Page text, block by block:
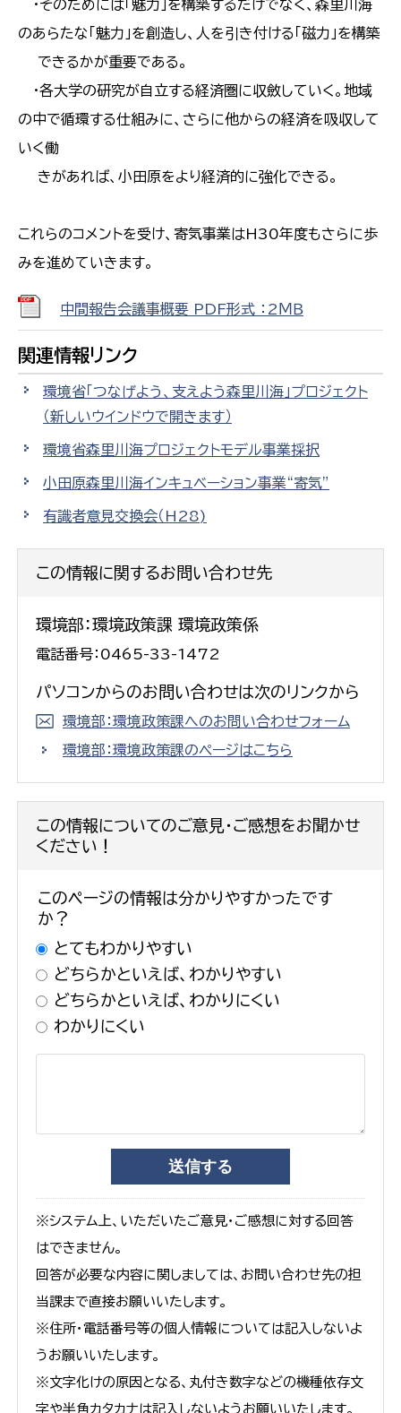
・そのためには「魅力」を構築するだけでなく、森里川海
のあらたな「魅力」を創造し、人を引き付ける「磁力」を構築
できるかが重要である。
・各大学の研究が自立する経済圏に収斂していく。地域
の中で循環する仕組みに、さらに他からの経済を吸収して
いく働
きがあれば、小田原をより経済的に強化できる。
これらのコメントを受け、寄気事業はH30年度もさらに歩
みを進めていきます。
中間報告会議事概要 PDF形式 ：2ＭＢ
関連情報リンク
環境省「つなげよう、支えよう森里川海」プロジェクト
（新しいウインドウで開きます）
環境省森里川海プロジェクトモデル事業採択
小田原森里川海インキュベーション事業“寄気”
有識者意見交換会（H28)
この情報に関するお問い合わせ先
環境部：環境政策課 環境政策係
電話番号：0465-33-1472
パソコンからのお問い合わせは次のリンクから
環境部：環境政策課へのお問い合わせフォーム
環境部：環境政策課のページはこちら
この情報についてのご意見・ご感想をお聞かせ
ください！
このページの情報は分かりやすかったです
か？
とてもわかりやすい
どちらかといえば、わかりやすい
どちらかといえば、わかりにくい
わかりにくい
※システム上、いただいたご意見・ご感想に対する回答
はできません。
回答が必要な内容に関しましては、お問い合わせ先の担
当課まで直接お願いいたします。
※住所・電話番号等の個人情報については記入しないよ
うお願いいたします。
※文字化けの原因となる、丸付き数字などの機種依存文
字や半角カタカナは記入しないようお願いいたします。